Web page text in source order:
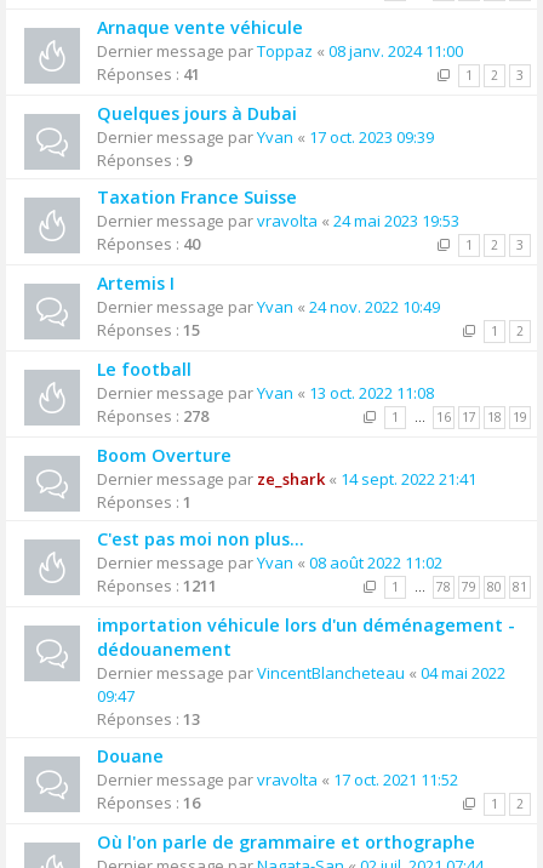
Arnaque vente véhicule
Dernier message parToppaz « 08 janv. 2024 11:00
Réponses : 41 1 2 3
Quelques jours à Dubai
Dernier message parYvan « 17 oct. 2023 09:39
Réponses : 9
Taxation France Suisse
Dernier message parvravolta « 24 mai 2023 19:53
Réponses : 40 1 2 3
Artemis I
Dernier message parYvan « 24 nov. 2022 10:49
Réponses : 15 1 2
Le football
Dernier message parYvan « 13 oct. 2022 11:08
Réponses : 278 1 … 16 17 18 19
Boom Overture
Dernier message par ze_shark« 14 sept. 2022 21:41
Réponses : 1
C'est pas moi non plus...
Dernier message parYvan « 08 août 2022 11:02
Réponses : 1211 1 … 78 79 80 81
importation véhicule lors d'un déménagement -
dédouanement
Dernier message parVincentBlancheteau « 04 mai 2022
09:47
Réponses : 13
Douane
Dernier message parvravolta « 17 oct. 2021 11:52
Réponses : 16 1 2
Où l'on parle de grammaire et orthographe